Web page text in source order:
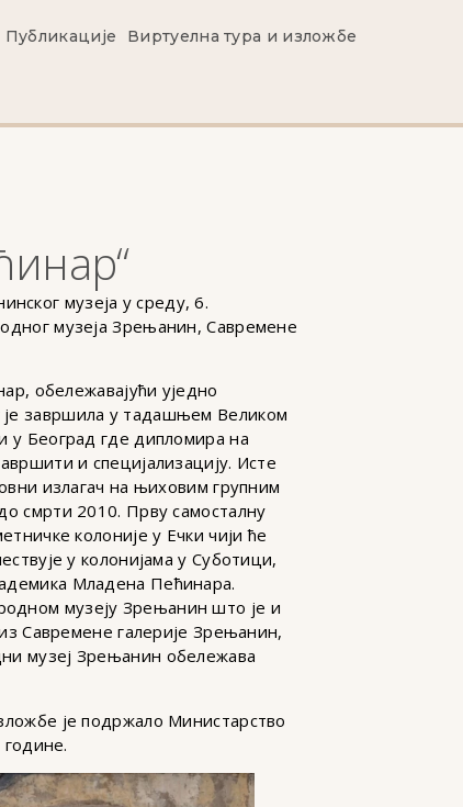
Публикације Виртуелна тура и изложбе
музеја у среду, 6.
музеја Зрењанин, Савремене
обележавајући уједно
је завршила у тадашњем Великом
у Београд где дипломира на
и специјализацију. Исте
излагач на њиховим групним
смрти 2010. Прву самосталну
колоније у Ечки чији ће
у колонијама у Суботици,
Младена Пећинара.
музеју Зрењанин што је и
Савремене галерије Зрењанин,
музеј Зрењанин обележава
је подржало Министарство